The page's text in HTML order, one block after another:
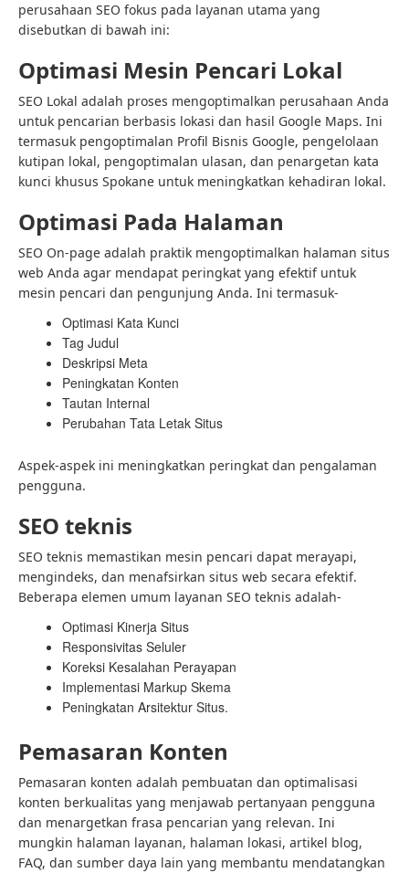
perusahaan SEO fokus pada layanan utama yang
disebutkan di bawah ini:
Optimasi Mesin Pencari Lokal
SEO Lokal adalah proses mengoptimalkan perusahaan Anda
untuk pencarian berbasis lokasi dan hasil Google Maps. Ini
termasuk pengoptimalan Profil Bisnis Google, pengelolaan
kutipan lokal, pengoptimalan ulasan, dan penargetan kata
kunci khusus Spokane untuk meningkatkan kehadiran lokal.
Optimasi Pada Halaman
SEO On-page adalah praktik mengoptimalkan halaman situs
web Anda agar mendapat peringkat yang efektif untuk
mesin pencari dan pengunjung Anda. Ini termasuk-
Optimasi Kata Kunci
Tag Judul
Deskripsi Meta
Peningkatan Konten
Tautan Internal
Perubahan Tata Letak Situs
Aspek-aspek ini meningkatkan peringkat dan pengalaman
pengguna.
SEO teknis
SEO teknis memastikan mesin pencari dapat merayapi,
mengindeks, dan menafsirkan situs web secara efektif.
Beberapa elemen umum layanan SEO teknis adalah-
Optimasi Kinerja Situs
Responsivitas Seluler
Koreksi Kesalahan Perayapan
Implementasi Markup Skema
Peningkatan Arsitektur Situs.
Pemasaran Konten
Pemasaran konten adalah pembuatan dan optimalisasi
konten berkualitas yang menjawab pertanyaan pengguna
dan menargetkan frasa pencarian yang relevan. Ini
mungkin halaman layanan, halaman lokasi, artikel blog,
FAQ, dan sumber daya lain yang membantu mendatangkan